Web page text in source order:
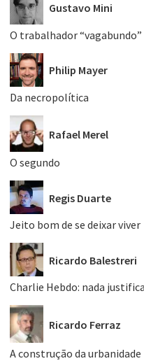
Gustavo Mini
O trabalhador “vagabundo”
Philip Mayer
Da necropolítica
Rafael Merel
O segundo
Regis Duarte
Jeito bom de se deixar viver
Ricardo Balestreri
Charlie Hebdo: nada
Ricardo Ferraz
A construção da urbanidade